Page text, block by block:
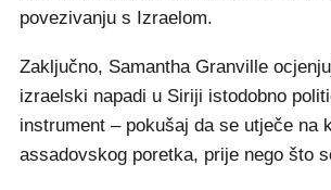
povezivanju s Izraelom.
Zaključno, Samantha Granville
izraelski napadi u Siriji istodobno
instrument – pokušaj da se utječe na
assadovskog poretka, prije nego što